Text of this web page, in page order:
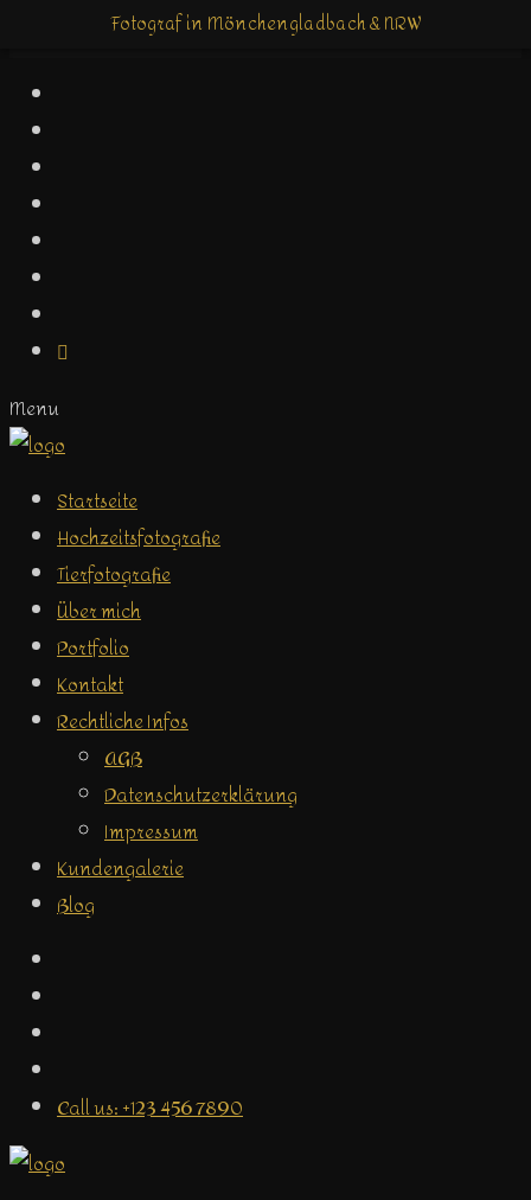
Fotograf in Mönchengladbach & NRW
Menu
Startseite
Hochzeitsfotografie
Tierfotografie
Über mich
Portfolio
Kontakt
Rechtliche Infos
AGB
Datenschutzerklärung
Impressum
Kundengalerie
Blog
Call us: +123 456 7890
Fotograf in Mönchengladbach & NRW